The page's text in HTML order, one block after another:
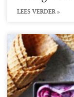
LEES VERDER »